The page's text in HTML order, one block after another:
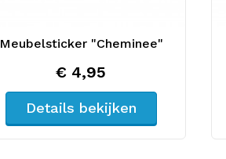
Meubelsticker "Cheminee"
€ 4,95
Details bekijken